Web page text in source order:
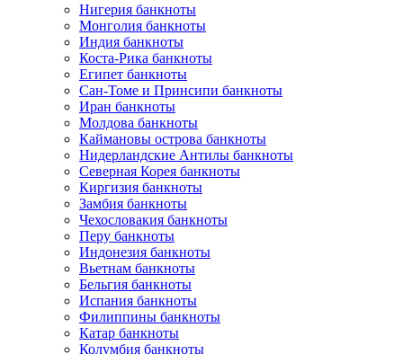
Нигерия банкноты
Монголия банкноты
Индия банкноты
Коста-Рика банкноты
Египет банкноты
Сан-Томе и Принсипи банкноты
Иран банкноты
Молдова банкноты
Каймановы острова банкноты
Нидерландские Антилы банкноты
Северная Корея банкноты
Киргизия банкноты
Замбия банкноты
Чехословакия банкноты
Перу банкноты
Индонезия банкноты
Вьетнам банкноты
Бельгия банкноты
Испания банкноты
Филиппины банкноты
Катар банкноты
Колумбия банкноты